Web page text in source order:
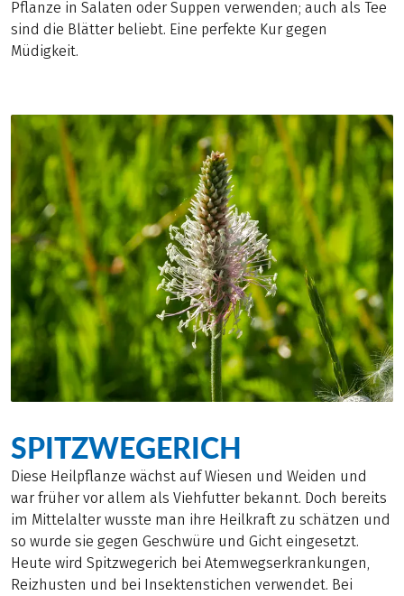
Pflanze in Salaten oder Suppen verwenden; auch als Tee
sind die Blätter beliebt. Eine perfekte Kur gegen
Müdigkeit.
SPITZWEGERICH
Diese Heilpflanze wächst auf Wiesen und Weiden und
war früher vor allem als Viehfutter bekannt. Doch bereits
im Mittelalter wusste man ihre Heilkraft zu schätzen und
so wurde sie gegen Geschwüre und Gicht eingesetzt.
Heute wird Spitzwegerich bei Atemwegserkrankungen,
Reizhusten und bei Insektenstichen verwendet. Bei